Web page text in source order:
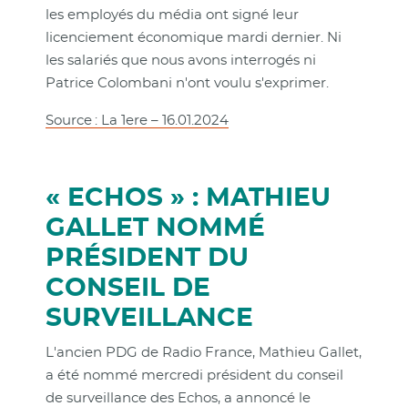
les employés du média ont signé leur
licenciement économique mardi dernier. Ni
les salariés que nous avons interrogés ni
Patrice Colombani n'ont voulu s'exprimer.
Source : La 1ere – 16.01.2024
« ECHOS » : MATHIEU
GALLET NOMMÉ
PRÉSIDENT DU
CONSEIL DE
SURVEILLANCE
L'ancien PDG de Radio France, Mathieu Gallet,
a été nommé mercredi président du conseil
de surveillance des Echos, a annoncé le